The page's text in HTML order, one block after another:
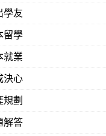
學友
留學
就業
決心
規劃
解答